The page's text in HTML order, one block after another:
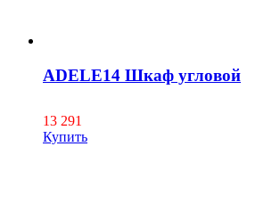
ADELE14 Шкаф угловой
13 291
Купить